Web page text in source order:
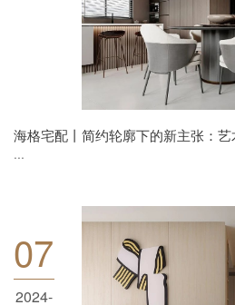
海格宅配丨简约轮廓下的新主张：
...
07
2024-